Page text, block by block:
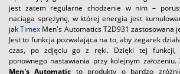
jest zatem regularne chodzenie w nim –
naciąga sprężynę, w której energia jest
jakTimex Men's Automatics T2D931 zastosowana
Jest to funkcja pozwalająca na to, aby zegarek
czas, po zdjęciu go z ręki. Dzięki tej funkcji,
ponownego nastawiania przy kolejnym założeniu.
Men's Automatic to produkty o bardzo